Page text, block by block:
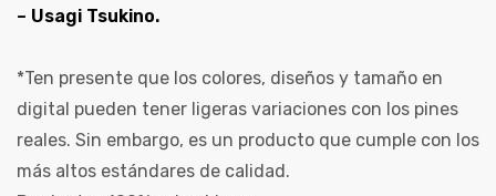
– Usagi Tsukino.
*Ten presente que los colores, diseños y tamaño en
digital pueden tener ligeras variaciones con los pines
reales. Sin embargo, es un producto que cumple con los
más altos estándares de calidad.